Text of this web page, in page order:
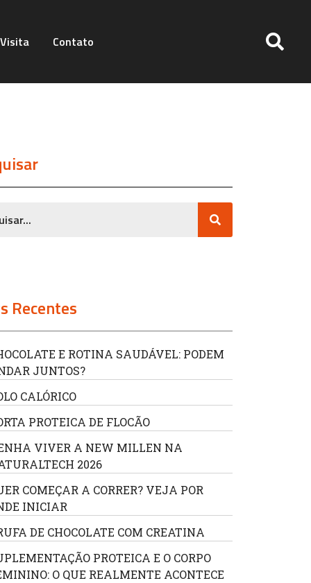
Contato
Recentes
E ROTINA SAUDÁVEL: PODEM
JUNTOS?
CALÓRICO
PROTEICA DE FLOCÃO
VIVER A NEW MILLEN NA
2026
COMEÇAR A CORRER? VEJA POR
INICIAR
DE CHOCOLATE COM CREATINA
PROTEICA E O CORPO
O QUE REALMENTE ACONTECE